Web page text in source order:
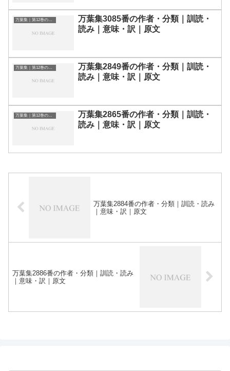
万葉集｜第12巻の和歌一覧
万葉集3085番の作者・分類｜訓読・
読み｜意味・訳｜原文
万葉集｜第12巻の和歌一覧
万葉集2849番の作者・分類｜訓読・
読み｜意味・訳｜原文
万葉集｜第12巻の和歌一覧
万葉集2865番の作者・分類｜訓読・
読み｜意味・訳｜原文
万葉集2884番の作者・分類｜訓読・読み
｜意味・訳｜原文
万葉集2886番の作者・分類｜訓読・読み
｜意味・訳｜原文